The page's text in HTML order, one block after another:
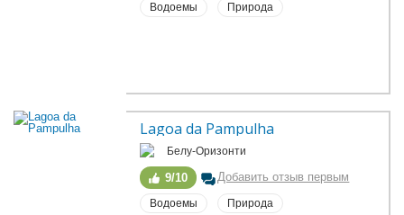
Водоемы Природа
Lagoa da Pampulha
Белу-Оризонти
9/10 Добавить отзыв первым
Водоемы Природа